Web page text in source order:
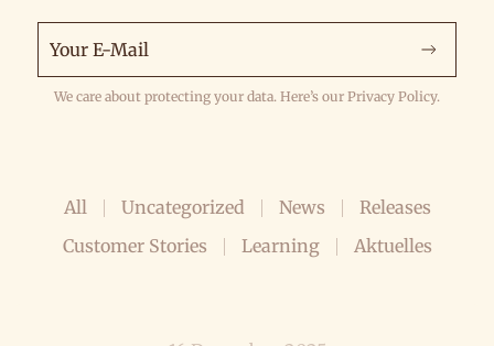
We care about protecting your data. Here’s our Privacy Policy.
All Uncategorized News
Releases
Customer Stories
Learning Aktuelles